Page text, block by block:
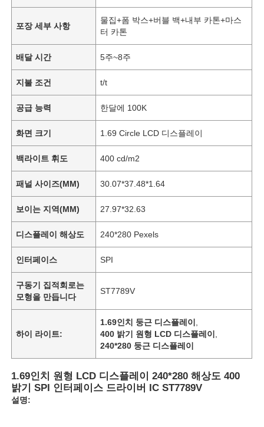
포장 세부 사항
물집+폼 박스+버블 백+내부 카톤+마스
터 카톤
배달 시간 5주~8주
지불 조건 t/t
공급 능력 한달에 100K
화면 크기 1.69 Circle LCD 디스플레이
백라이트 휘도 400 cd/m2
패널 사이즈(MM) 30.07*37.48*1.64
보이는 지역(MM) 27.97*32.63
디스플레이 해상도 240*280 Pexels
인터페이스 SPI
구동기 집적회로는
모형을 만듭니다
ST7789V
하이 라이트:
1.69인치 둥근 디스플레이
400 밝기 원형 LCD 디스플레이
240*280 둥근 디스플레이
1.69인치 원형 LCD 디스플레이 240*280 해상도 400
밝기 SPI 인터페이스 드라이버 IC ST7789V
설명: